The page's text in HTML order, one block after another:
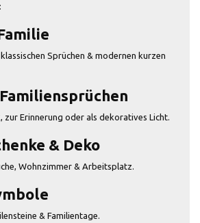
Sprüchen & modernen kurzen
zur Erinnerung oder als dekoratives Licht.
& Deko
Wohnzimmer & Arbeitsplatz.
& Familientage.